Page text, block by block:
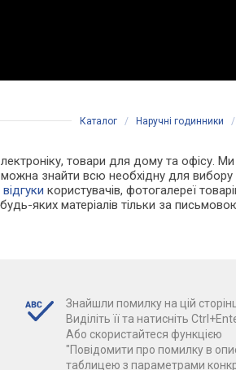
Каталог / Наручні годинники
товари для дому та офісу.
можна знайти всю необхідну для
відгуки користувачів, фотогалереї
яких матеріалів тільки за
Знайшли помилку на цій
Виділіть її та натисніть
Або скористайтеся функцією
"Повідомити про помилку в
таблицею з параметрами